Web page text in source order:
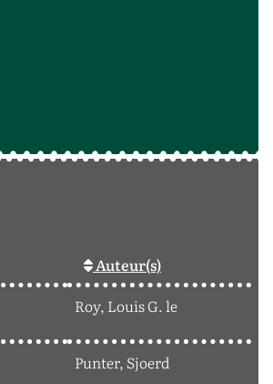
Auteur(s)
Roy, Louis G. le
Punter, Sjoerd